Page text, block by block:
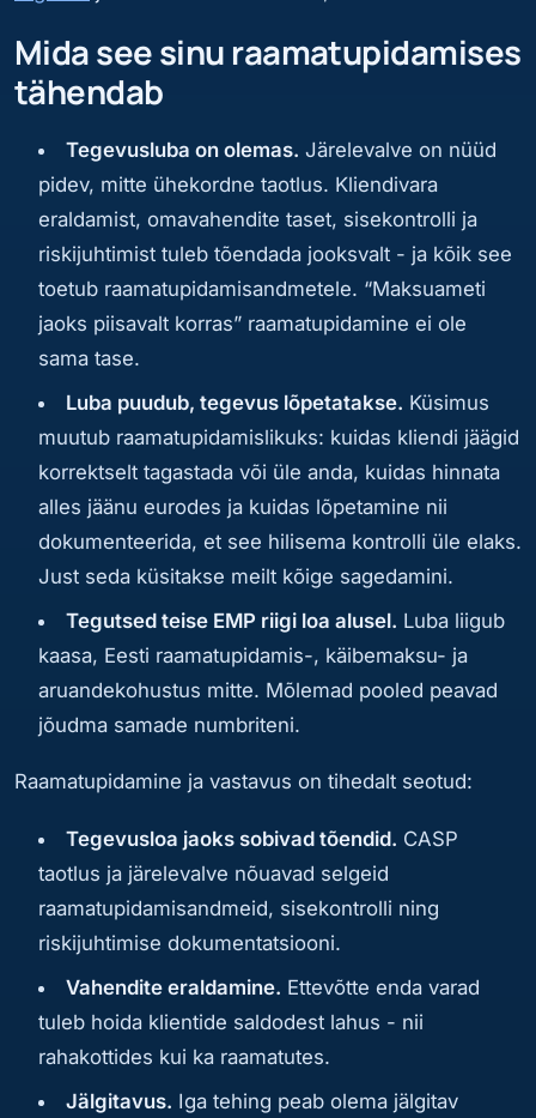
Mida see sinu raamatupidamises
tähendab
Tegevusluba on olemas. Järelevalve on nüüd
pidev, mitte ühekordne taotlus. Kliendivara
eraldamist, omavahendite taset, sisekontrolli ja
riskijuhtimist tuleb tõendada jooksvalt - ja kõik see
toetub raamatupidamisandmetele. “Maksuameti
jaoks piisavalt korras” raamatupidamine ei ole
sama tase.
Luba puudub, tegevus lõpetatakse. Küsimus
muutub raamatupidamislikuks: kuidas kliendi jäägid
korrektselt tagastada või üle anda, kuidas hinnata
alles jäänu eurodes ja kuidas lõpetamine nii
dokumenteerida, et see hilisema kontrolli üle elaks.
Just seda küsitakse meilt kõige sagedamini.
Tegutsed teise EMP riigi loa alusel. Luba liigub
kaasa, Eesti raamatupidamis-, käibemaksu- ja
aruandekohustus mitte. Mõlemad pooled peavad
jõudma samade numbriteni.
Raamatupidamine ja vastavus on tihedalt seotud:
Tegevusloa jaoks sobivad tõendid. CASP
taotlus ja järelevalve nõuavad selgeid
raamatupidamisandmeid, sisekontrolli ning
riskijuhtimise dokumentatsiooni.
Vahendite eraldamine. Ettevõtte enda varad
tuleb hoida klientide saldodest lahus - nii
rahakottides kui ka raamatutes.
Jälgitavus. Iga tehing peab olema jälgitav